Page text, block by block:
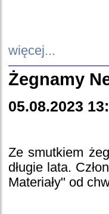
więcej...
Żegnamy
05.08.2023
Ze smutkiem
długie lata.
Materiały" od